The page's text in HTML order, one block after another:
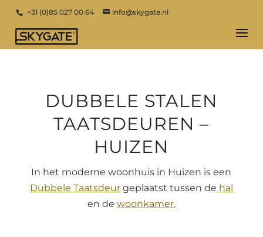
+31 (0)85 027 00 64 info@skygate.nl
DUBBELE STALEN
TAATSDEUREN –
HUIZEN
In het moderne woonhuis in Huizen is een
Dubbele Taatsdeurgeplaatst tussen de hal
en de woonkamer.